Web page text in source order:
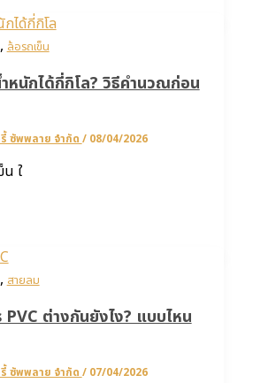
, ล้อรถเข็น
หนักได้กี่กิโล? วิธีคำนวณก่อน
ซัพพลาย จำกัด / 08/04/2026
น ใ
, สายลม
ต่างกันยังไง? แบบไหน
ซัพพลาย จำกัด / 07/04/2026